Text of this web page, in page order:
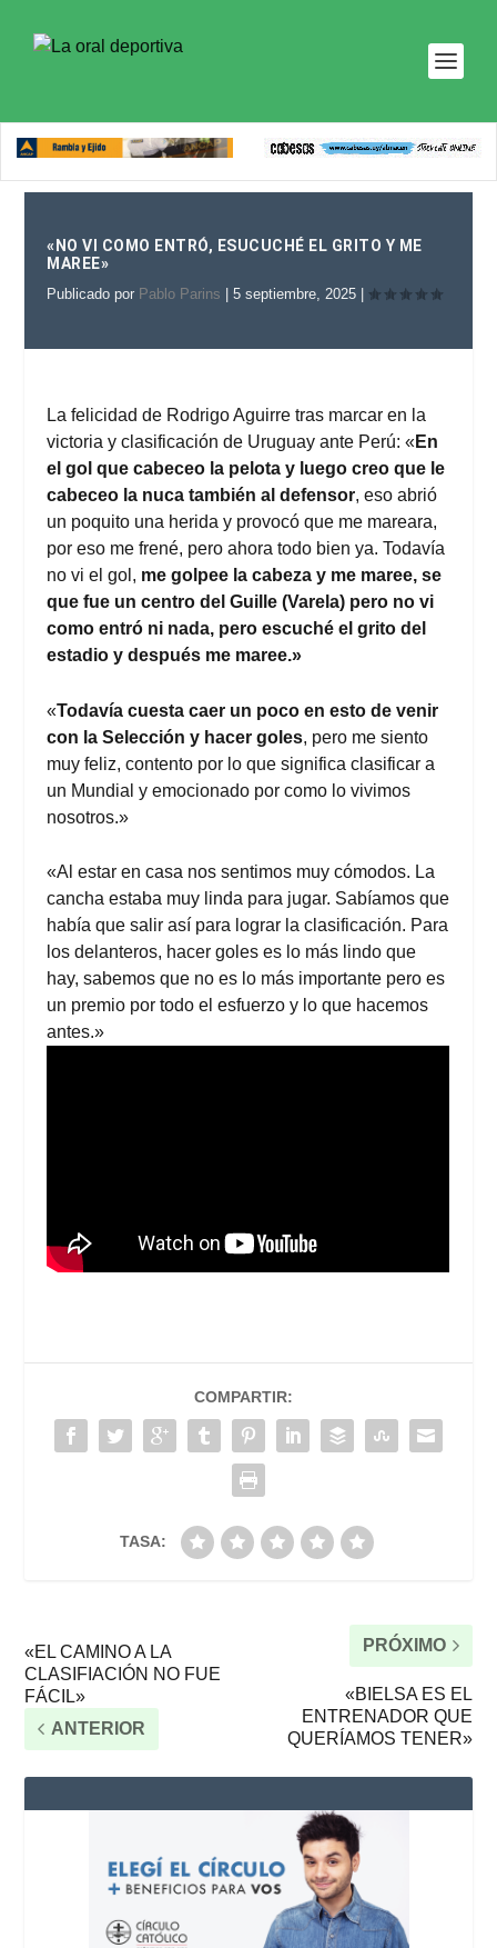
«NO VI COMO ENTRÓ, ESUCUCHÉ EL GRITO Y ME
MAREE»
Publicado por Pablo Parins |5 septiembre, 2025
La felicidad de Rodrigo Aguirre tras marcar en la
victoria y clasificación de Uruguay ante Perú: « En
el gol que cabeceo la pelota y luego creo que le
cabeceo la nuca también al defensor, eso abrió
un poquito una herida y provocó que me mareara,
por eso me frené, pero ahora todo bien ya. Todavía
no vi el gol, me golpee la cabeza y me maree, se
que fue un centro del Guille (Varela) pero no vi
como entró ni nada, pero escuché el grito del
estadio y después me maree.»
«Todavía cuesta caer un poco en esto de venir
con la Selección y hacer goles, pero me siento
muy feliz, contento por lo que significa clasificar a
un Mundial y emocionado por como lo vivimos
nosotros.»
«Al estar en casa nos sentimos muy cómodos. La
cancha estaba muy linda para jugar. Sabíamos que
había que salir así para lograr la clasificación. Para
los delanteros, hacer goles es lo más lindo que
hay, sabemos que no es lo más importante pero es
un premio por todo el esfuerzo y lo que hacemos
antes.»
COMPARTIR:
TASA:
«EL CAMINO A LA
CLASIFIACIÓN NO FUE
FÁCIL»
ANTERIOR
PRÓXIMO
«BIELSA ES EL
ENTRENADOR QUE
QUERÍAMOS TENER»